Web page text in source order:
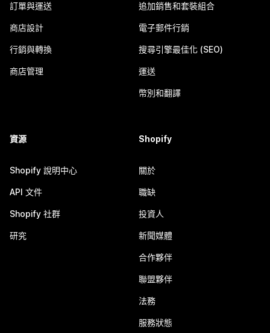
訂單與運送
商店設計
行銷與轉換
商店管理
追加銷售和套裝組合
電子郵件行銷
搜尋引擎最佳化 (SEO)
運送
幣別和翻譯
資源
Shopify 說明中心
API 文件
Shopify 社群
研究
Shopify
關於
職缺
投資人
新聞媒體
合作夥伴
聯盟夥伴
法務
服務狀態